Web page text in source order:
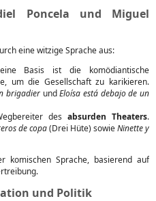
Poncela und Miguel
eine witzige Sprache aus:
Basis ist die komödiantische
um die Gesellschaft zu karikieren.
brigadierundEloísa está debajo de un
desabsurden Theaters.
de copa(Drei Hüte) sowieNinette y
komischen Sprache, basierend auf
und Politik